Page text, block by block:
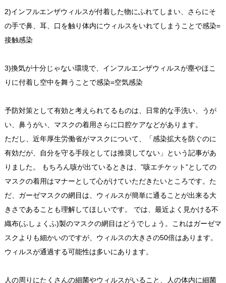
2)インフルエンザウィルスが付着した物にふれてしまい、さらにそ
の手で鼻、耳、口を触り体内にウィルスをいれてしまうことで感染=
接触感染
3)換気が十分じゃない環境で、インフルエンザウィルスが塵やほこ
りに付着し空中を舞うことで感染=空気感染
予防対策として有効と考えられてるものは、日常的な手洗い、うが
い、鼻うがい、マスクの着用さらに口腔ケアなどがあります。
ただし、近年厚生労働省がマスクについて、「感染拡大を防ぐのに
有効だが、自分を守る手段としては推奨してない」という記事があ
りました。 もちろん咳が出ているときは、”咳エチケット”としての
マスクの着用はマナーとして心がけていただきたいところです。た
だ、ガーゼマスクの網目は、ウィルスが簡単に通ることが出来る大
きさであることも理解してほしいです。 では、最近よく見かける不
織布(ふしょくふ)製のマスクの網目はどうでしょう。これはガーゼマ
スクよりも細かいのですが、ウィルスの大きさの50倍はあります。
ウィルスが通過する可能性は多いにあります。
人の周りにたくさんの細菌やウィルスがいること、人の体内に細菌